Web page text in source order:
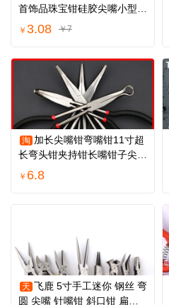
首饰品珠宝钳硅胶尖嘴小型平
口钳镶嵌工具
￥ 3.08 ￥7
淘 加长尖嘴钳弯嘴钳11寸超
长弯头钳夹持钳长嘴钳子尖头
钳尖咀老虎钳
￥ 6.8
天 飞鹿 5寸手工迷你 钢丝 弯
圆 尖嘴 针嘴钳 斜口钳 扁咀